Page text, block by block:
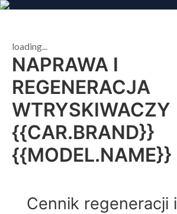
loading...
NAPRAWA I
REGENERACJA
WTRYSKIWACZY
{{CAR.BRAND}}
{{MODEL.NAME}}
Cennik regeneracji i